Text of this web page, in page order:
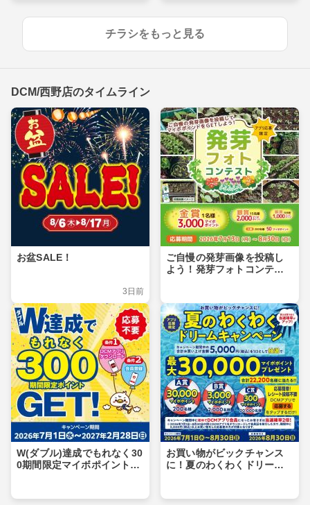
チラシをもっと見る
DCM/西野店のタイムライン
お盆SALE！
3日前
ご自慢の発芽画像を投稿し
よう！発芽フォトコンテス
W(ダブル)達成でもれなく30
0期間限定マイボポイントG
お買い物がビックチャンス
に！夏のわくわくドリーム